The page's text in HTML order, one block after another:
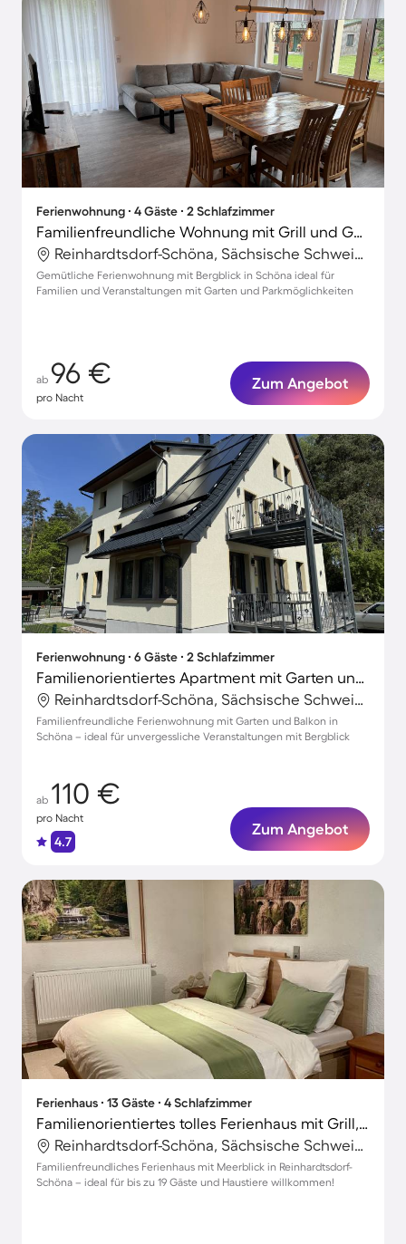
Ferienwohnung ∙ 4 Gäste ∙ 2 Schlafzimmer
Familienfreundliche Wohnung mit Grill und Garten | Bergblick
Reinhardtsdorf-Schöna, Sächsische Schweiz-Osterzgebirge, Deutschland
Gemütliche Ferienwohnung mit Bergblick in Schöna ideal für
Familien und Veranstaltungen mit Garten und Parkmöglichkeiten
ab 96 €
pro Nacht
Zum Angebot
Ferienwohnung ∙ 6 Gäste ∙ 2 Schlafzimmer
Familienorientiertes Apartment mit Garten und Grill | Naturblick
Reinhardtsdorf-Schöna, Sächsische Schweiz-Osterzgebirge, Deutschland
Familienfreundliche Ferienwohnung mit Garten und Balkon in
Schöna – ideal für unvergessliche Veranstaltungen mit Bergblick
ab 110 €
pro Nacht
4.7
Zum Angebot
Ferienhaus ∙ 13 Gäste ∙ 4 Schlafzimmer
Familienorientiertes tolles Ferienhaus mit Grill, Terrasse und Garten | Wasserblick | Haustiere sind willkommen
Reinhardtsdorf-Schöna, Sächsische Schweiz-Osterzgebirge, Deutschland
Familienfreundliches Ferienhaus mit Meerblick in Reinhardtsdorf-
Schöna – ideal für bis zu 19 Gäste und Haustiere willkommen!